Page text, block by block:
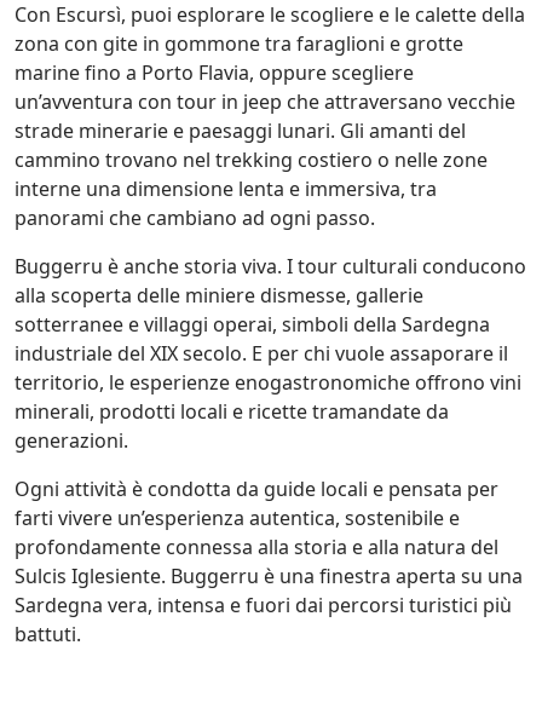
Con Escursì, puoi esplorare le scogliere e le calette della
zona con gite in gommone tra faraglioni e grotte
marine fino a Porto Flavia, oppure scegliere
un’avventura con tour in jeep che attraversano vecchie
strade minerarie e paesaggi lunari. Gli amanti del
cammino trovano nel trekking costiero o nelle zone
interne una dimensione lenta e immersiva, tra
panorami che cambiano ad ogni passo.
Buggerru è anche storia viva. I tour culturali conducono
alla scoperta delle miniere dismesse, gallerie
sotterranee e villaggi operai, simboli della Sardegna
industriale del XIX secolo. E per chi vuole assaporare il
territorio, le esperienze enogastronomiche offrono vini
minerali, prodotti locali e ricette tramandate da
generazioni.
Ogni attività è condotta da guide locali e pensata per
farti vivere un’esperienza autentica, sostenibile e
profondamente connessa alla storia e alla natura del
Sulcis Iglesiente. Buggerru è una finestra aperta su una
Sardegna vera, intensa e fuori dai percorsi turistici più
battuti.